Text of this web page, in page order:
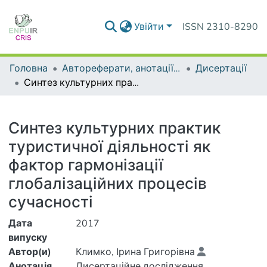
Увійти ISSN 2310-8290
Головна Автореферати, анотації до дисертацій та дисертації
Дисертації
Синтез культурних практик туристичної діяльності як фактор гармонізації глобалізаційних процесів сучасності
Синтез культурних практик
туристичної діяльності як
фактор гармонізації
глобалізаційних процесів
сучасності
Дата
випуску
2017
Автор(и)
Климко, Ірина Григорівна